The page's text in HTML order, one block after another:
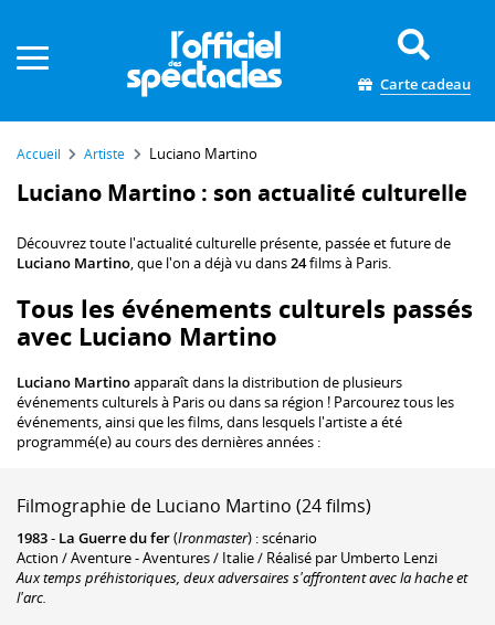
Carte cadeau
Accueil Artiste Luciano Martino
Luciano Martino : son actualité culturelle
Découvrez toute l'actualité culturelle présente, passée et future de
Luciano Martino, que l'on a déjà vu dans24films à Paris.
Tous les événements culturels passés
avec Luciano Martino
Luciano Martinoapparaît dans la distribution de plusieurs
événements culturels à Paris ou dans sa région ! Parcourez tous les
événements, ainsi que les films, dans lesquels l'artiste a été
programmé(e) au cours des dernières années :
Filmographie de Luciano Martino (24 films)
1983- La Guerre du fer(Ironmaster) : scénario
Action / Aventure - Aventures / Italie / Réalisé par Umberto Lenzi
Aux temps préhistoriques, deux adversaires s'affrontent avec la hache et
l'arc.